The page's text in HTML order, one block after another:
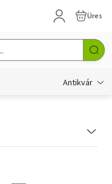
Üres
Antikvár